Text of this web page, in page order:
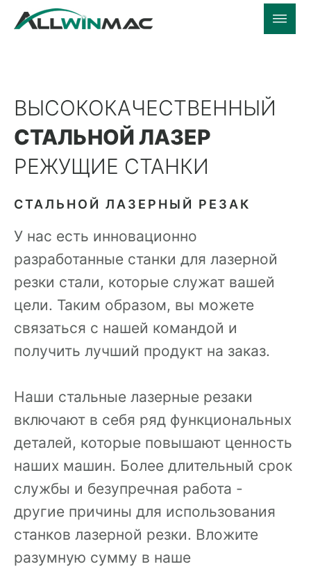
ВЫСОКОКАЧЕСТВЕННЫЙ
СТАЛЬНОЙ ЛАЗЕР
РЕЖУЩИЕ СТАНКИ
СТАЛЬНОЙ ЛАЗЕРНЫЙ РЕЗАК
У нас есть инновационно
разработанные станки для лазерной
резки стали, которые служат вашей
цели. Таким образом, вы можете
связаться с нашей командой и
получить лучший продукт на заказ.
Наши стальные лазерные резаки
включают в себя ряд функциональных
деталей, которые повышают ценность
наших машин. Более длительный срок
службы и безупречная работа -
другие причины для использования
станков лазерной резки. Вложите
разумную сумму в наше